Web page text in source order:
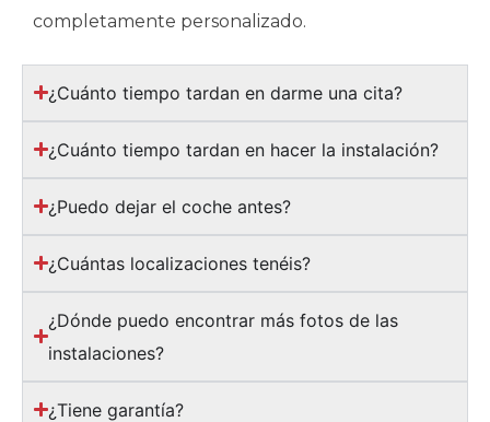
completamente personalizado.
¿Cuánto tiempo tardan en darme una cita?
¿Cuánto tiempo tardan en hacer la instalación?
¿Puedo dejar el coche antes?
¿Cuántas localizaciones tenéis?
¿Dónde puedo encontrar más fotos de las
instalaciones?
¿Tiene garantía?